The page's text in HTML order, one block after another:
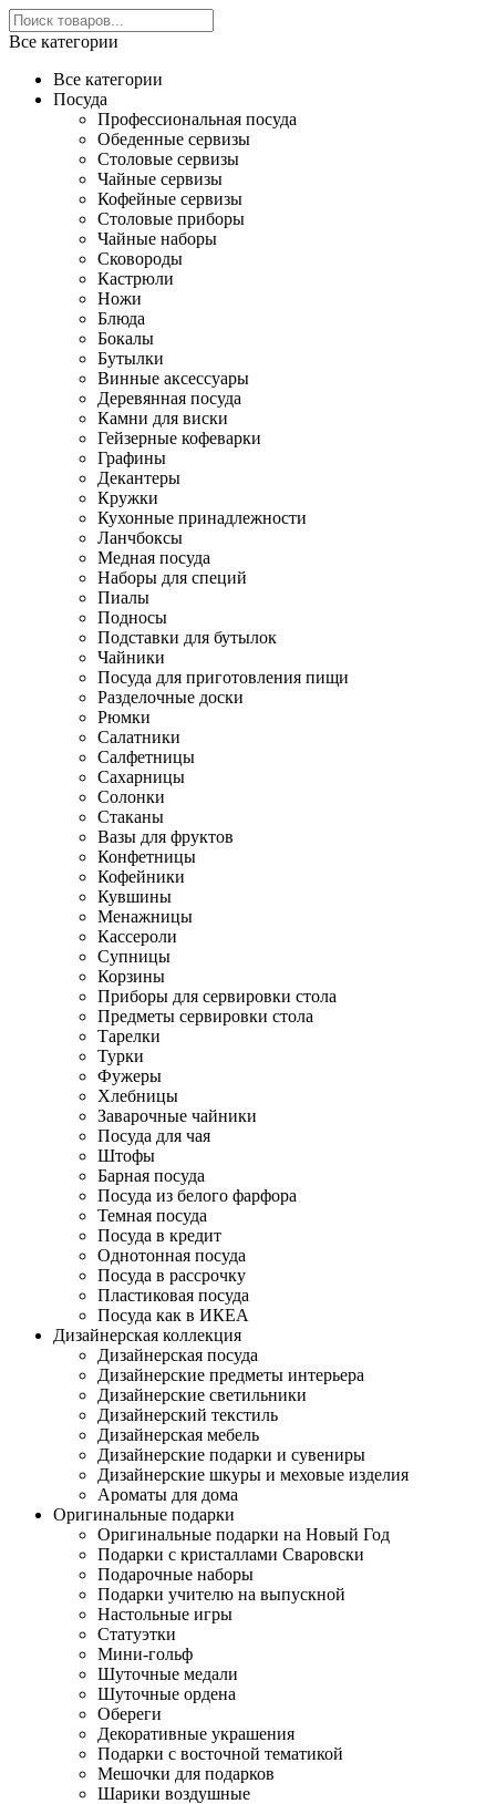
Все категории
Все категории
Посуда
Профессиональная посуда
Обеденные сервизы
Столовые сервизы
Чайные сервизы
Кофейные сервизы
Столовые приборы
Чайные наборы
Сковороды
Кастрюли
Ножи
Блюда
Бокалы
Бутылки
Винные аксессуары
Деревянная посуда
Камни для виски
Гейзерные кофеварки
Графины
Декантеры
Кружки
Кухонные принадлежности
Ланчбоксы
Медная посуда
Наборы для специй
Пиалы
Подносы
Подставки для бутылок
Чайники
Посуда для приготовления пищи
Разделочные доски
Рюмки
Салатники
Салфетницы
Сахарницы
Солонки
Стаканы
Вазы для фруктов
Конфетницы
Кофейники
Кувшины
Менажницы
Кассероли
Супницы
Корзины
Приборы для сервировки стола
Предметы сервировки стола
Тарелки
Турки
Фужеры
Хлебницы
Заварочные чайники
Посуда для чая
Штофы
Барная посуда
Посуда из белого фарфора
Темная посуда
Посуда в кредит
Однотонная посуда
Посуда в рассрочку
Пластиковая посуда
Посуда как в ИКЕА
Дизайнерская коллекция
Дизайнерская посуда
Дизайнерские предметы интерьера
Дизайнерские светильники
Дизайнерский текстиль
Дизайнерская мебель
Дизайнерские подарки и сувениры
Дизайнерские шкуры и меховые изделия
Ароматы для дома
Оригинальные подарки
Оригинальные подарки на Новый Год
Подарки с кристаллами Сваровски
Подарочные наборы
Подарки учителю на выпускной
Настольные игры
Статуэтки
Мини-гольф
Шуточные медали
Шуточные ордена
Обереги
Декоративные украшения
Подарки с восточной тематикой
Мешочки для подарков
Шарики воздушные